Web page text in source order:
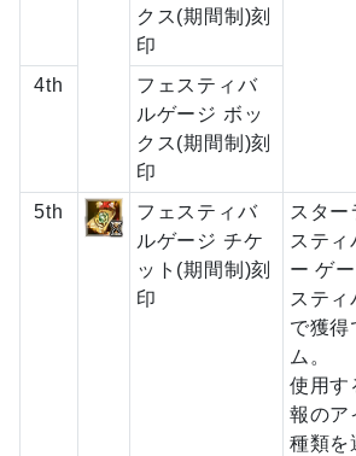
クス(期間制)刻
印
4th
フェスティバ
ルゲージ ボッ
クス(期間制)刻
印
5th
フェスティバ
ルゲージ チケ
ット(期間制)刻
印
スター
スティ
ー ゲ
スティ
で獲得
ム。
使用す
報のア
種類を